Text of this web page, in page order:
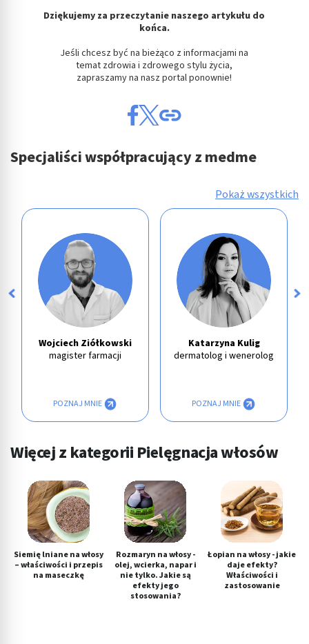
Dziękujemy za przeczytanie naszego artykułu do
końca.
Jeśli chcesz być na bieżąco z informacjami na
temat zdrowia i zdrowego stylu życia,
zapraszamy na nasz portal ponownie!
Specjaliści współpracujący z medme
Pokaż wszystkich
Wojciech Ziółkowski
magister farmacji
POZNAJ MNIE
Katarzyna Kulig
dermatolog i wenerolog
POZNAJ MNIE
Więcej z kategorii Pielęgnacja włosów
Siemię lniane na włosy
– właściwości i przepis
na maseczkę
Rozmaryn na włosy -
olej, wcierka, napar i
nie tylko. Jakie są
efekty jego
stosowania?
Łopian na włosy - jakie
daje efekty?
Właściwości i
zastosowanie